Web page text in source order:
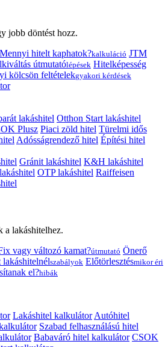
jobb döntést hozz.
Mennyi hitelt kaphatok?kalkuláció JTM
útmutatólépések Hitelképesség
kölcsön feltételekgyakori kérdések
lakáshitel Otthon Start lakáshitel
Plusz Piaci zöld hitel Türelmi idős
Adósságrendező hitel Építési hitel
Gránit lakáshitel K&H lakáshitel
OTP lakáshitel Raiffeisen
a lakáshitelhez.
vagy változó kamat?útmutató Önerő
szabályok Előtörlesztésmikor éri
el?hibák
Lakáshitel kalkulátor Autóhitel
Szabad felhasználású hitel
Babaváró hitel kalkulátor CSOK